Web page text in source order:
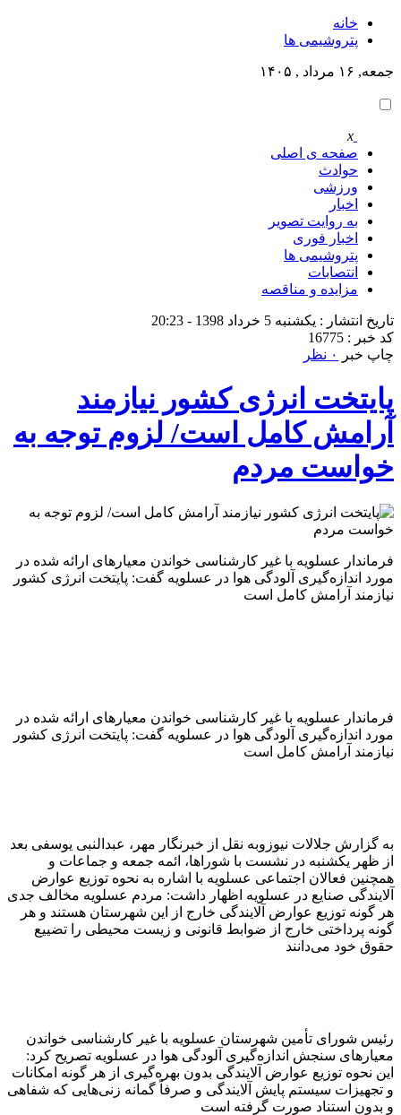
خانه
پتروشيمى ها
جمعه, ۱۶ مرداد , ۱۴۰۵
x
صفحه ی اصلی
حوادث
ورزشی
اخبار
به روایت تصویر
اخبار فوری
پتروشيمى ها
انتصابات
مزایده و مناقصه
تاریخ انتشار : یکشنبه 5 خرداد 1398 - 20:23
کد خبر : 16775
چاپ خبر
۰ نظر
پایتخت انرژی کشور نیازمند
آرامش کامل است/ لزوم توجه به
خواست مردم
فرماندار عسلویه با غیر کارشناسی خواندن معیارهای ارائه شده در
مورد اندازه‌گیری آلودگی هوا در عسلویه گفت: پایتخت انرژی کشور
نیازمند آرامش کامل است
فرماندار عسلویه با غیر کارشناسی خواندن معیارهای ارائه شده در
مورد اندازه‌گیری آلودگی هوا در عسلویه گفت: پایتخت انرژی کشور
نیازمند آرامش کامل است
به گزارش جلالات نيوزوبه نقل از خبرنگار مهر، عبدالنبی یوسفی بعد
از ظهر یکشنبه در نشست با شوراها، ائمه جمعه و جماعات و
همچنین فعالان اجتماعی عسلویه با اشاره به نحوه توزیع عوارض
آلایندگی صنایع در عسلویه اظهار داشت: مردم عسلویه مخالف جدی
هر گونه توزیع عوارض آلایندگی خارج از این شهرستان هستند و هر
گونه پرداختی خارج از ضوابط قانونی و زیست محیطی را تضییع
حقوق خود می‌دانند
رئیس شورای تأمین شهرستان عسلویه با غیر کارشناسی خواندن
معیارهای سنجش اندازه‌گیری آلودگی هوا در عسلویه تصریح کرد:
این نحوه توزیع عوارض آلایندگی بدون بهره‌گیری از هر گونه امکانات
و تجهیزات سیستم پایش آلایندگی و صرفاً گمانه زنی‌هایی که شفاهی
و بدون استناد صورت گرفته است